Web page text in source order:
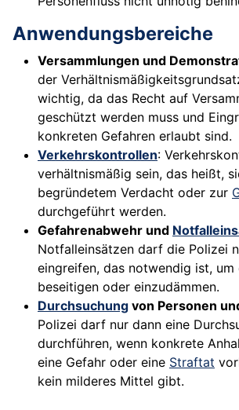
Anwendungsbereiche
Versammlungen und
der
wichtig, da das Recht auf
geschützt werden muss und
konkreten Gefahren erlaubt sind.
Verkehrskontrollen:
verhältnismäßig sein, das heißt,
begründetem Verdacht oder zur
durchgeführt werden.
Gefahrenabwehr und
Notfalleinsätzen darf die Polizei
eingreifen, das notwendig ist, um
beseitigen oder einzudämmen.
Durchsuchung von Personen
Polizei darf nur dann eine
durchführen, wenn konkrete
eine Gefahr oder eine Straftat
kein milderes Mittel gibt.